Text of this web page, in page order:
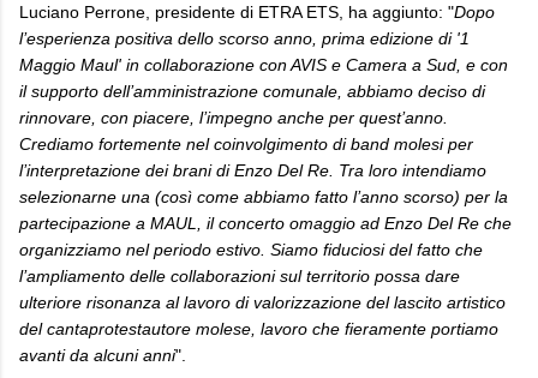
Luciano Perrone, presidente di ETRA ETS, ha aggiunto: "Dopo
l’esperienza positiva dello scorso anno, prima edizione di '1
Maggio Maul' in collaborazione con AVIS e Camera a Sud, e con
il supporto dell’amministrazione comunale, abbiamo deciso di
rinnovare, con piacere, l’impegno anche per quest’anno.
Crediamo fortemente nel coinvolgimento di band molesi per
l’interpretazione dei brani di Enzo Del Re. Tra loro intendiamo
selezionarne una (così come abbiamo fatto l’anno scorso) per la
partecipazione a MAUL, il concerto omaggio ad Enzo Del Re che
organizziamo nel periodo estivo. Siamo fiduciosi del fatto che
l’ampliamento delle collaborazioni sul territorio possa dare
ulteriore risonanza al lavoro di valorizzazione del lascito artistico
del cantaprotestautore molese, lavoro che fieramente portiamo
avanti da alcuni anni".